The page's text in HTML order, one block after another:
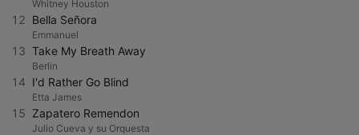
Whitney Houston
12 Bella Señora
Emmanuel
13 Take My Breath Away
Berlin
14 I'd Rather Go Blind
Etta James
15 Zapatero Remendon
Julio Cueva y su Orquesta